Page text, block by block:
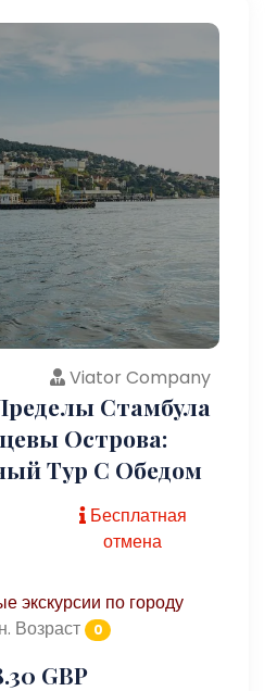
Viator Company
Стамбула
Острова:
Тур С Обедом
Бесплатная
отмена
экскурсии по городу
Возраст
0
GBP